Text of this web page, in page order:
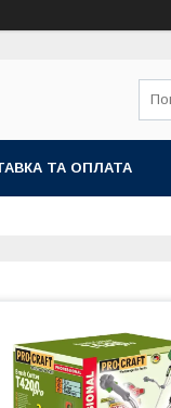
ТА ОПЛАТА